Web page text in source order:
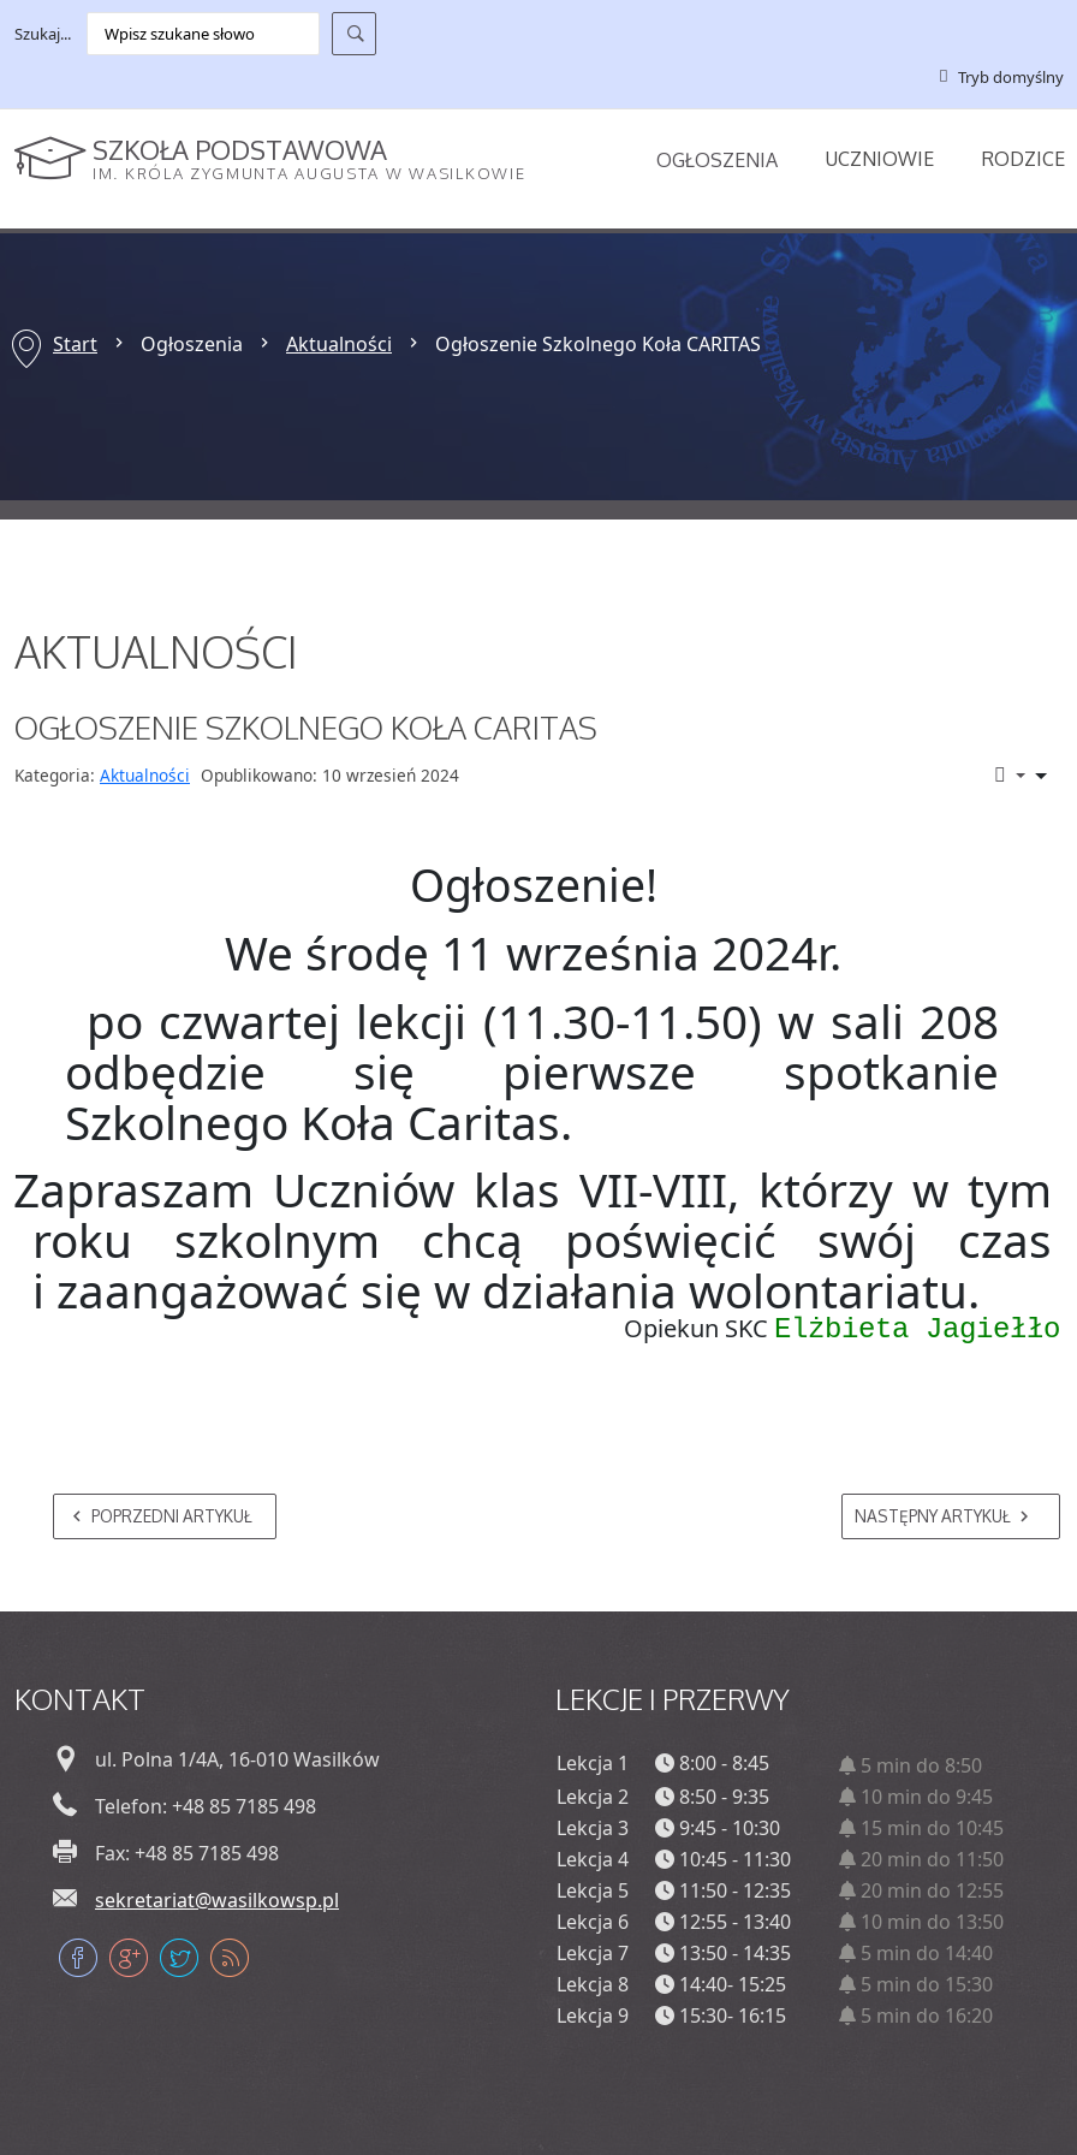
Szukaj...
Tryb domyślny
SZKOŁA PODSTAWOWA
IM. KRÓLA ZYGMUNTA AUGUSTA W WASILKOWIE
OGŁOSZENIA UCZNIOWIE RODZICE
Start Ogłoszenia Aktualności Ogłoszenie Szkolnego Koła CARITAS
AKTUALNOŚCI
OGŁOSZENIE SZKOLNEGO KOŁA CARITAS
Kategoria: Aktualności Opublikowano: 10 wrzesień 2024
Ogłoszenie!
We środę 11 września 2024r.
po czwartej lekcji (11.30-11.50) w sali 208
odbędzie się pierwsze spotkanie
Szkolnego Koła Caritas.
Zapraszam Uczniów klas VII-VIII, którzy w tym
roku szkolnym chcą poświęcić swój czas
i zaangażować się w działania wolontariatu.
Opiekun SKC Elżbieta Jagiełło
POPRZEDNI ARTYKUŁ NASTĘPNY ARTYKUŁ
KONTAKT
ul. Polna 1/4A, 16-010 Wasilków
Telefon: +48 85 7185 498
Fax: +48 85 7185 498
sekretariat@wasilkowsp.pl
LEKCJE I PRZERWY
Lekcja 1 8:00 - 8:45
5 min do 8:50
Lekcja 2
8:50 - 9:35
10 min do 9:45
Lekcja 3
9:45 - 10:30
15 min do 10:45
Lekcja 4
10:45 - 11:30
20 min do 11:50
Lekcja 5
11:50 - 12:35
20 min do 12:55
Lekcja 6
12:55 - 13:40
10 min do 13:50
Lekcja 7
13:50 - 14:35
5 min do 14:40
Lekcja 8
14:40- 15:25
5 min do 15:30
Lekcja 9
15:30- 16:15 5 min do 16:20